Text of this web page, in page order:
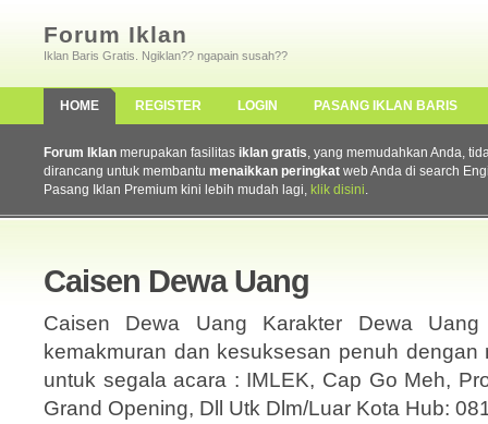
Forum Iklan
Iklan Baris Gratis. Ngiklan?? ngapain susah??
HOME REGISTER LOGIN PASANG IKLAN BARIS
Forum Iklan merupakan fasilitas iklan gratis, yang memudahkan Anda,
dirancang untuk membantu menaikkan peringkat web Anda di search
Pasang Iklan Premium kini lebih mudah lagi, klik disini.
Caisen Dewa Uang
Caisen Dewa Uang Karakter Dewa Uang
kemakmuran dan kesuksesan penuh
untuk segala acara : IMLEK, Cap Go Meh,
Grand Opening, Dll Utk Dlm/Luar Kota Hub: